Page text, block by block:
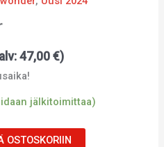
47,00€)
jälkitoimittaa)
OSTOSKORIIN